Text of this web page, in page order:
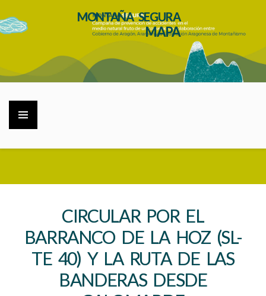
MONTAÑA SEGURA
MAPA
CIRCULAR POR EL
BARRANCO DE LA HOZ (SL-
TE 40) Y LA RUTA DE LAS
BANDERAS DESDE